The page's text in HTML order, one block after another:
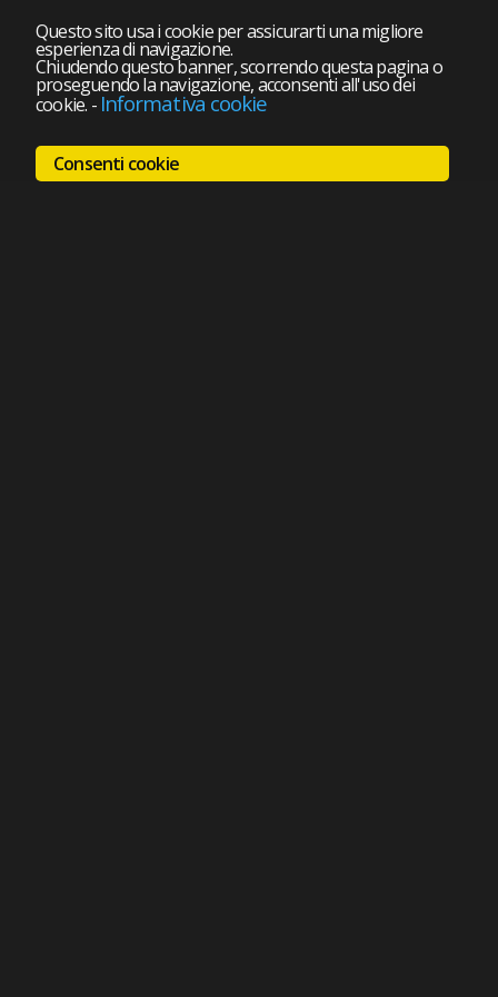
Questo sito usa i cookie per assicurarti una migliore
esperienza di navigazione.
Chiudendo questo banner, scorrendo questa pagina o
proseguendo la navigazione, acconsenti all'uso dei
cookie. - Informativa cookie
Consenti cookie